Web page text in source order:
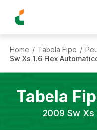
Home / Tabela Fipe /
Sw Xs 1.6 Flex
Tabela
2009 Sw Xs